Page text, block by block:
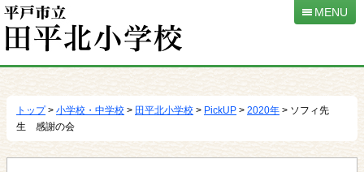
動
MENU
トップ> 小学校・中学校 > 田平北小学校 > PickUP > 2020年 > ソフィ先
生 感謝の会